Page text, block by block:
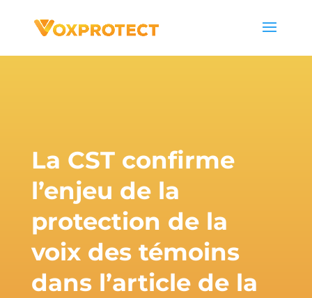
La CST confirme
l’enjeu de la
protection de la
voix des témoins
dans l’article de la